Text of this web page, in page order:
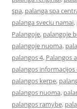
spa, palanga spa
palanga sveciu namai,
Palangoje, palangoje
palangoje nuoma,
palangos 4, Palangos
palangos informacijos
palangos kerpe,
palangos nuoma,
palangos ramybe,